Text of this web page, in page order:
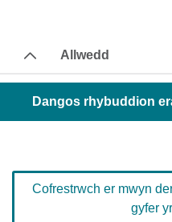
Allwedd
Dangos rhybuddion
Cofrestrwch er mwyn
gyfer